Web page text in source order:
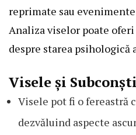
reprimate sau
Analiza viselor poate
despre starea psihologică
Visele și
Visele pot fi o fereastră
dezvăluind aspecte